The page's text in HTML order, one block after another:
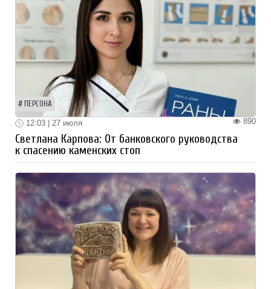
ПЕРСОНА
890
12:03 | 27 июля
Светлана Карпова: От банковского руководства
к спасению каменских стоп